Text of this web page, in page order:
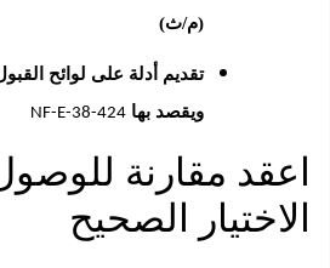
تقديم أدلة على لوائح القبول
ويقصد بهاNF-E-38-424
مقارنة للوصول
الصحيح